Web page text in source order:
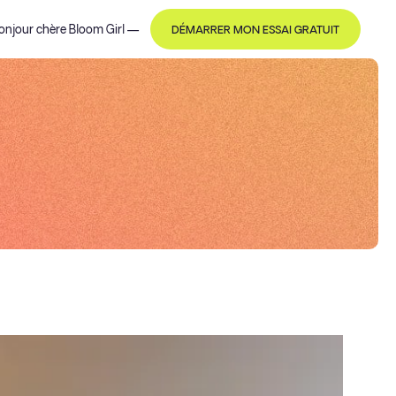
chère Bloom Girl— DÉMARRER MON ESSAI GRATUIT